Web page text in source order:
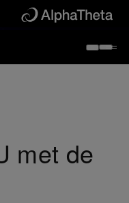
met de